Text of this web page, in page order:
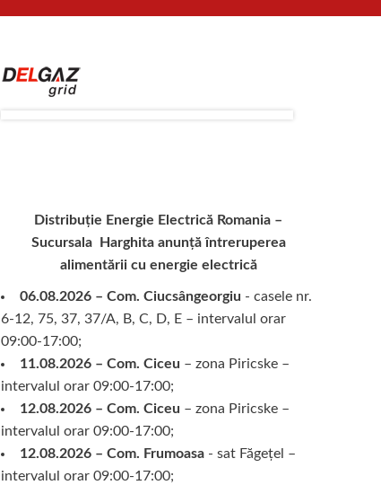
Distribuție Energie Electrică Romania –
Sucursala Harghita anunță întreruperea
alimentării cu energie electrică
06.08.2026 – Com. Ciucsângeorgiu - casele nr.
6-12, 75, 37, 37/A, B, C, D, E – intervalul orar
09:00-17:00;
11.08.2026 – Com. Ciceu – zona Piricske –
intervalul orar 09:00-17:00;
12.08.2026 – Com. Ciceu – zona Piricske –
intervalul orar 09:00-17:00;
12.08.2026 – Com. Frumoasa- sat Făgețel –
intervalul orar 09:00-17:00;